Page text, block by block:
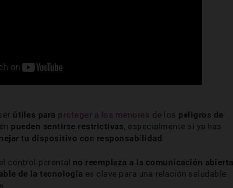
útiles para proteger a los menores de los peligros de
pueden sentirse restrictivas, especialmente si ya has
tu dispositivo con responsabilidad
control parental no reemplaza a la comunicación abierta
de la tecnología es clave para una relación saludable